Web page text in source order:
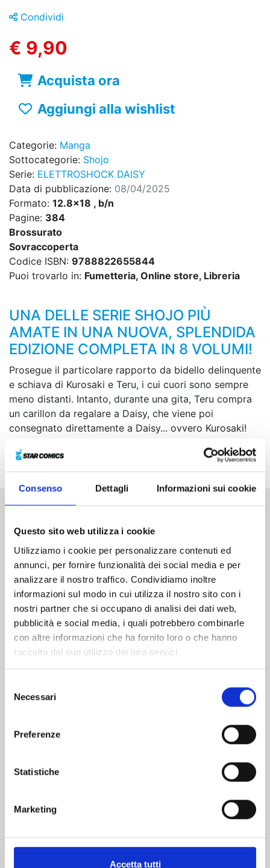
Consenso Dettagli Informazioni sui cookie
Questo sito web utilizza i cookie
Utilizziamo i cookie per personalizzare contenuti ed
annunci, per fornire funzionalità dei social media e per
analizzare il nostro traffico. Condividiamo inoltre
informazioni sul modo in cui utilizza il nostro sito con i
nostri partner che si occupano di analisi dei dati web,
pubblicità e social media, i quali potrebbero combinarle
con altre informazioni che ha fornito loro o che hanno
raccolto dal suo utilizzo dei loro servizi.
delNecessari
Preferenze
Statistiche
Marketing
Accetta tutti
Condividi
€ 9,90
Acquista ora
Aggiungi alla wishlist
Categorie: Manga
Sottocategorie: Shojo
Serie: ELETTROSHOCK DAISY
Data di pubblicazione: 08/04/2025
Formato: 12.8x18 , b/n
Pagine: 384
Brossurato
Sovraccoperta
Codice ISBN: 9788822655844
Puoi trovarlo in: Fumetteria, Online store, Libreria
UNA DELLE SERIE SHOJO PIÙ
AMATE IN UNA NUOVA, SPLENDIDA
EDIZIONE COMPLETA IN 8 VOLUMI!
Prosegue il particolare rapporto da bidello delinquente
e schiava di Kurosaki e Teru, i cui cuori sono sempre
meno distanti. Intanto, durante una gita, Teru compra
un carillon da regalare a Daisy, che viene poi
consegnato direttamente a Daisy... ovvero Kurosaki!
Chissà se questo carillon farà cambiare il loro
rapporto...
Altri volumi della serie